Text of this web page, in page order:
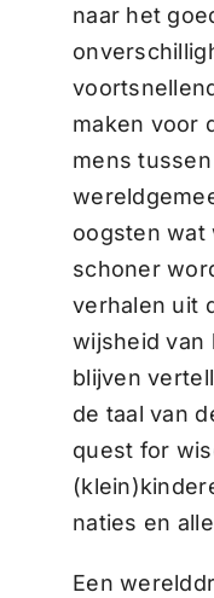
naar het
maken voor
mens
oogsten wat
schoner
verhalen uit
wijsheid van
blijven
de taal van
quest for
naties en
Een